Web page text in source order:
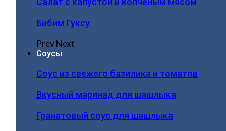
Бибим Гуксу
PrevNext
Соусы
Соус из свежего базилика и томатов
Вкусный маринад для шашлыка
Гранатовый соус для шашлыка